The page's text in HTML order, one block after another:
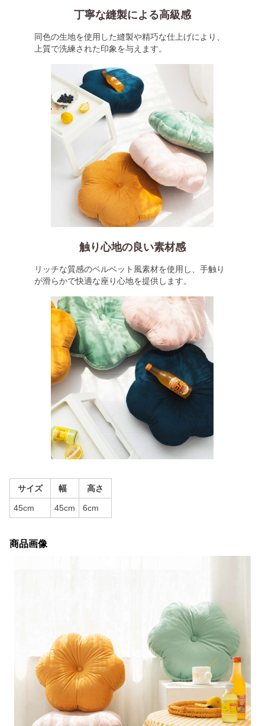
丁寧な縫製による高級感
同色の生地を使用した縫製や精巧な仕上げにより、
上質で洗練された印象を与えます。
触り心地の良い素材感
リッチな質感のベルベット風素材を使用し、手触り
が滑らかで快適な座り心地を提供します。
サイズ 幅 高さ
45cm 45cm 6cm
商品画像